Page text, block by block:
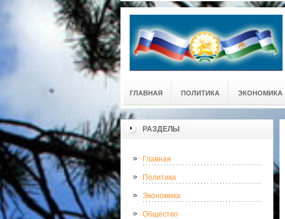
ГЛАВНАЯ ПОЛИТИКА ЭКОНОМИКА
РАЗДЕЛЫ
Главная
Политика
Экономика
Общество